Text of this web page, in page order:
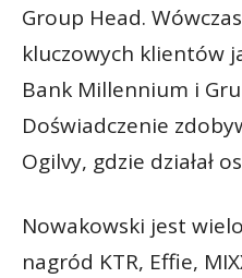
Group Head.
kluczowych klientów
Bank Millennium i
Doświadczenie
Ogilvy, gdzie działał
Nowakowski jest
nagród KTR, Effie,